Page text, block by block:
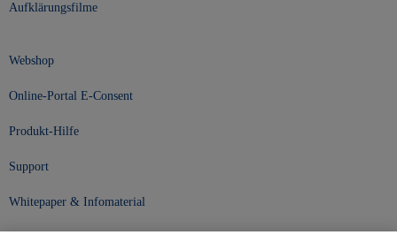
Aufklärungsfilme
Webshop
Online-Portal E-Consent
Produkt-Hilfe
Support
Whitepaper & Infomaterial